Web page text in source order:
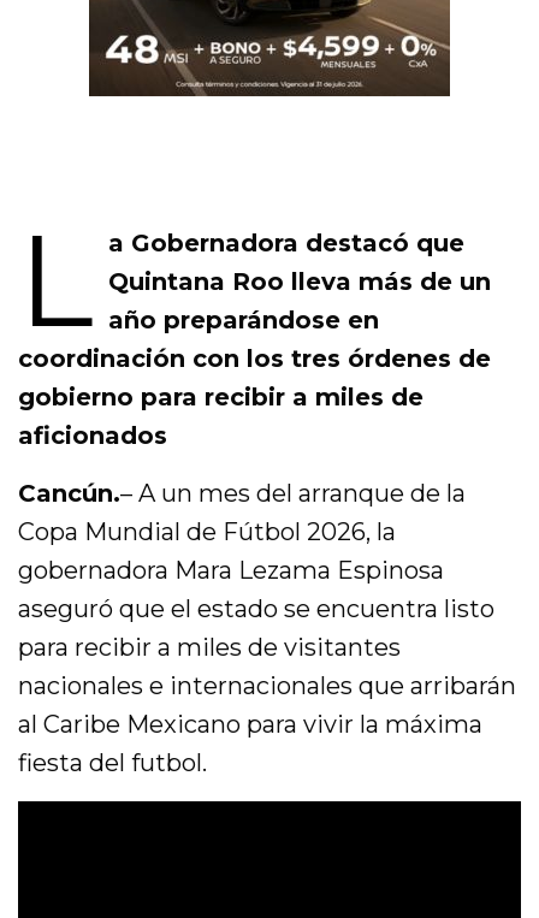
L a Gobernadora destacó que
Quintana Roo lleva más de un
año preparándose en
coordinación con los tres órdenes de
gobierno para recibir a miles de
aficionados
Cancún.– A un mes del arranque de la
Copa Mundial de Fútbol 2026, la
gobernadora Mara Lezama Espinosa
aseguró que el estado se encuentra listo
para recibir a miles de visitantes
nacionales e internacionales que arribarán
al Caribe Mexicano para vivir la máxima
fiesta del futbol.